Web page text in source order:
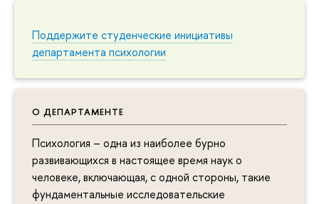
Поддержите студенческие инициативы
департамента психологии
О ДЕПАРТАМЕНТЕ
Психология – одна из наиболее бурно
развивающихся в настоящее время наук о
человеке, включающая, с одной стороны, такие
фундаментальные исследовательские